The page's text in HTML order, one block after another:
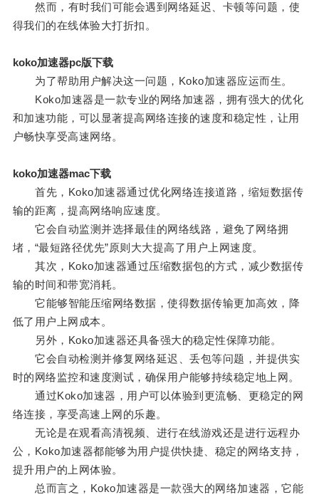
然而，有时我们可能会遇到网络延迟、卡顿等问题，使
得我们的在线体验大打折扣。
koko加速器pc版下载
为了帮助用户解决这一问题，Koko加速器应运而生。
Koko加速器是一款专业的网络加速器，拥有强大的优化
和加速功能，可以显著提高网络连接的速度和稳定性，让用
户畅快享受高速网络。
koko加速器mac下载
首先，Koko加速器通过优化网络连接道路，缩短数据传
输的距离，提高网络响应速度。
它会自动监测并选择最佳的网络线路，避免了网络拥
堵，“最短路径优先”原则大大提高了用户上网速度。
其次，Koko加速器通过压缩数据包的方式，减少数据传
输的时间和带宽消耗。
它能够智能压缩网络数据，使得数据传输更加高效，降
低了用户上网成本。
另外，Koko加速器还具备强大的稳定性保障功能。
它会自动检测并修复网络延迟、丢包等问题，并提供实
时的网络监控和速度测试，确保用户能够持续稳定地上网。
通过Koko加速器，用户可以体验到更流畅、更稳定的网
络连接，享受高速上网的乐趣。
无论是在观看高清视频、进行在线游戏还是进行远程办
公，Koko加速器都能够为用户提供快捷、稳定的网络支持，
提升用户的上网体验。
总而言之，Koko加速器是一款强大的网络加速器，它能